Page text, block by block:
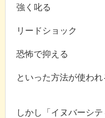
強く叱る
リードショック
恐怖で抑える
といった方法が使われ
しかし「イヌバーシテ